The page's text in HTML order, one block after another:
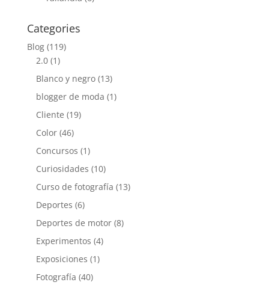
Categories
Blog(119)
2.0(1)
Blanco y negro(13)
blogger de moda (1)
Cliente (19)
Color(46)
Concursos (1)
Curiosidades (10)
Curso de fotografía (13)
Deportes (6)
Deportes de motor(8)
Experimentos (4)
Exposiciones (1)
Fotografía (40)